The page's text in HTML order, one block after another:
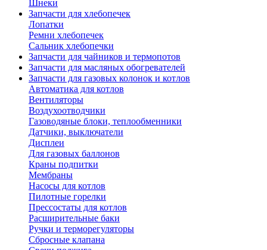
Шнеки
Запчасти для хлебопечек
Лопатки
Ремни хлебопечек
Сальник хлебопечки
Запчасти для чайников и термопотов
Запчасти для масляных обогревателей
Запчасти для газовых колонок и котлов
Автоматика для котлов
Вентиляторы
Воздухоотводчики
Газоводяные блоки, теплообменники
Датчики, выключатели
Дисплеи
Для газовых баллонов
Краны подпитки
Мембраны
Насосы для котлов
Пилотные горелки
Прессостаты для котлов
Расширительные баки
Ручки и терморегуляторы
Сбросные клапана